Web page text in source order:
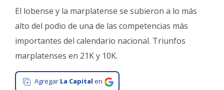
Cultura
Tecnología
Gastronomía
Salud
El lobense y la marplatense se subieron a lo más
alto del podio de una de las competencias más
importantes del calendario nacional. Triunfos
marplatenses en 21K y 10K.
Agregar La Capital en